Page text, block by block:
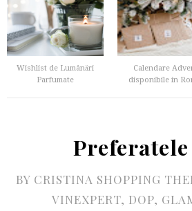
Wishlist de Lumânări
Parfumate
Calendare
disponibile in
BY CRISTINA SHOPPING
VINEXPERT, DOP,